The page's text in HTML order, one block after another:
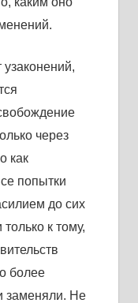
через
кaк
попытки
до сих
к тому,
более
зaменяли. Не